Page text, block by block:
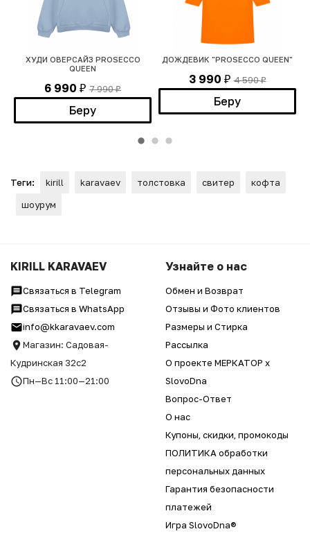
ХУДИ ОВЕРСАЙЗ PROSECCO
QUEEN
6 990 ₽ 7 990₽
Беру
ДОЖДЕВИК "PROSECCO QUEEN"
3 990 ₽ 4 590₽
Беру
Теги: kirill karavaev толстовка свитер
кофта
шоурум
KIRILL KARAVAEV
Связаться в Telegram
Связаться в WhatsApp
info@kkaravaev.com
Магазин: Садовая-
Кудринская 32с2
Пн—Вс 11:00—21:00
Узнайте о нас
Обмен и Возврат
Отзывы и Фото клиентов
Размеры и Стирка
Рассылка
О проекте МЕРКАТОР x
SlovoDna
Вопрос-Ответ
О нас
Купоны, скидки, промокоды
ПОЛИТИКА обработки
персональных данных
Гарантия безопасности
платежей
Игра SlovoDna®